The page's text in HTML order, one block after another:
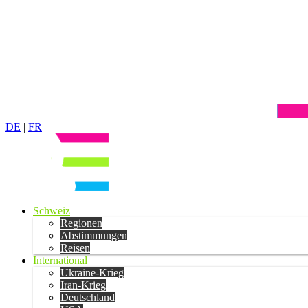
DE | FR
Schweiz
Regionen
Abstimmungen
Reisen
International
Ukraine-Krieg
Iran-Krieg
Deutschland